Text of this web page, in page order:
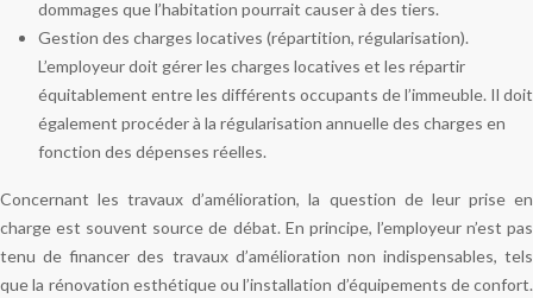
dommages que l’habitation pourrait causer à des tiers.
Gestion des charges locatives (répartition, régularisation).
L’employeur doit gérer les charges locatives et les répartir
équitablement entre les différents occupants de l’immeuble. Il doit
également procéder à la régularisation annuelle des charges en
fonction des dépenses réelles.
Concernant les travaux d’amélioration, la question de leur prise en
charge est souvent source de débat. En principe, l’employeur n’est pas
tenu de financer des travaux d’amélioration non indispensables, tels
que la rénovation esthétique ou l’installation d’équipements de confort.